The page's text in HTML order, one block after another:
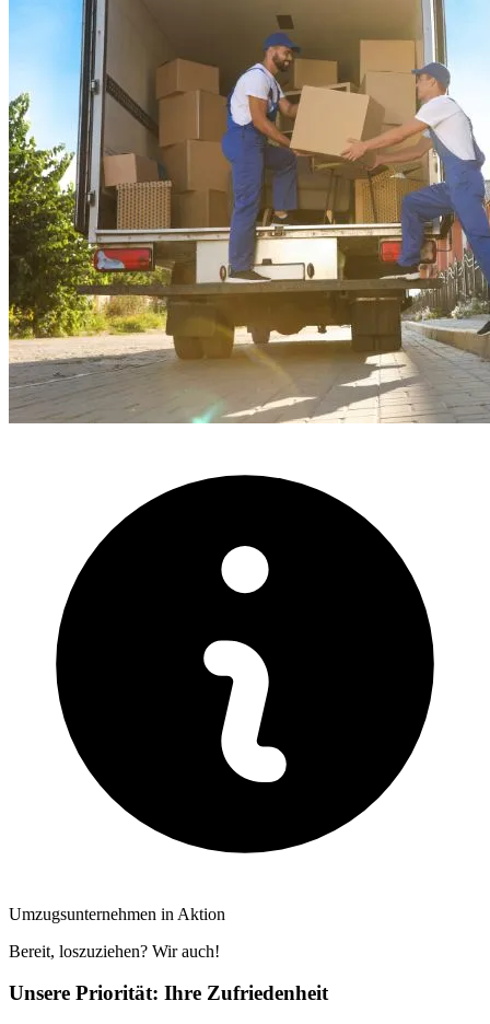
Umzugsunternehmen in Aktion
Bereit, loszuziehen? Wir auch!
Unsere Priorität: Ihre Zufriedenheit